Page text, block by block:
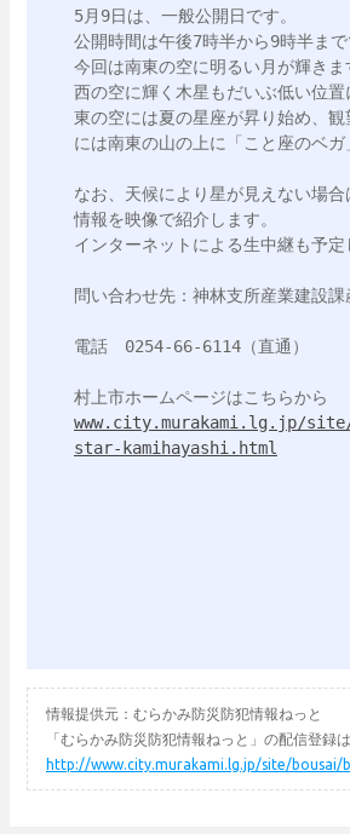
5月9日は、一般公開日です。
公開時間は午後7時半から9時半まで
今回は南東の空に明るい月が輝きま
西の空に輝く木星もだいぶ低い位置
東の空には夏の星座が昇り始め、
には南東の山の上に「こと座のベガ
なお、天候により星が見えない場
情報を映像で紹介します。
インターネットによる生中継も予定
問い合わせ先：神林支所産業建設課
電話　0254-66-6114（直通）
www.city.murakami.lg.jp/
star-kamihayashi.html
情報提供元：むらかみ防災防犯情報ねっと
「むらかみ防災防犯情報ねっと」の配信登録
http://www.city.murakami.lg.jp/site/bousai/